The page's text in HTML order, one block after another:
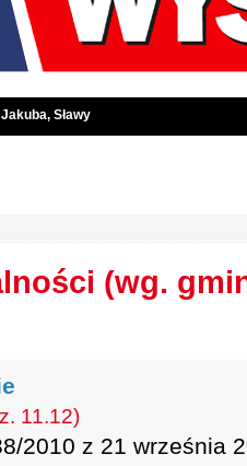
Jakuba, Sławy
(wg.
11.12)
2010 z 21 września